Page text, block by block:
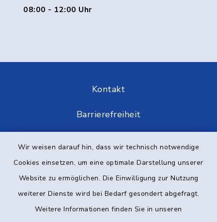
Wir weisen darauf hin, dass wir technisch notwendige
Cookies einsetzen, um eine optimale Darstellung unserer
Website zu ermöglichen. Die Einwilligung zur Nutzung
weiterer Dienste wird bei Bedarf gesondert abgefragt.
Weitere Informationen finden Sie in unseren
08:00 - 12:00 Uhr
Kontakt
Barrierefreiheit
Impressum
Elektronische Kommunikation
Sitemap